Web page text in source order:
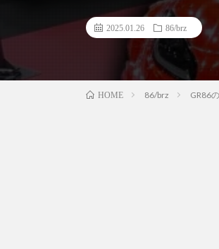
2025.01.26 86/brz
HOME 86/brz GR86